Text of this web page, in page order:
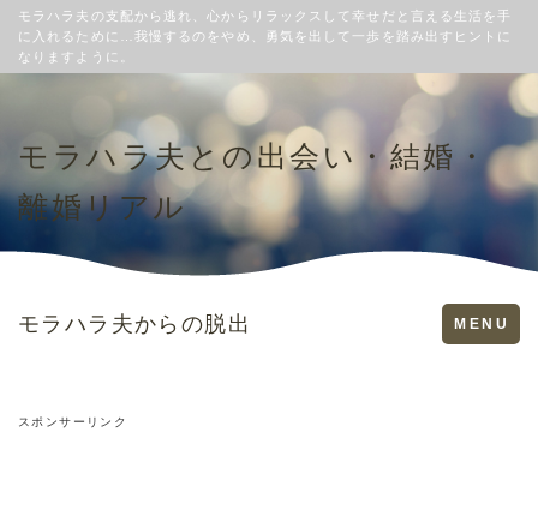
モラハラ夫の支配から逃れ、心からリラックスして幸せだと言える生活を手
に入れるために…我慢するのをやめ、勇気を出して一歩を踏み出すヒントに
なりますように。
モラハラ夫との出会い・結婚・
離婚リアル
Toggle
navigation
MENU
モラハラ夫からの脱出
スポンサーリンク